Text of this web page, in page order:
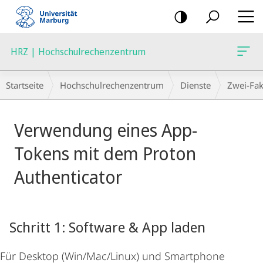
Mobile-
Navigation
HRZ | Hochschulrechenzentrum
Breadcrumb-
Navigation
Startseite Hochschulrechenzentrum Dienste Zwei-
Verwendung eines App-
Tokens mit dem Proton
Authenticator
Schritt 1: Software & App laden
Für Desktop (Win/Mac/Linux) und Smartphone